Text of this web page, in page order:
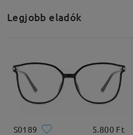
Legjobb eladók
S0189 5.800 Ft